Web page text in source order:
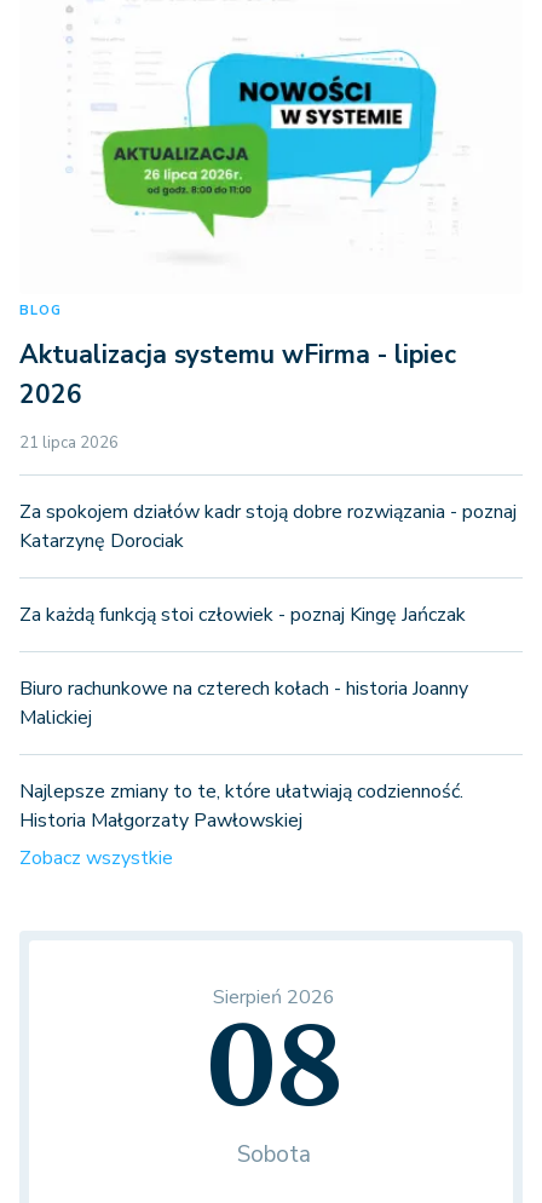
BLOG
Aktualizacja systemu wFirma - lipiec
2026
21 lipca 2026
Za spokojem działów kadr stoją dobre rozwiązania - poznaj
Katarzynę Dorociak
Za każdą funkcją stoi człowiek - poznaj Kingę Jańczak
Biuro rachunkowe na czterech kołach - historia Joanny
Malickiej
Najlepsze zmiany to te, które ułatwiają codzienność.
Historia Małgorzaty Pawłowskiej
Zobacz wszystkie
Sierpień 2026
08
Sobota